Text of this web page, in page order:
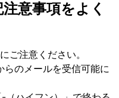
意事項をよく
ご注意ください。
のメールを受信可能に